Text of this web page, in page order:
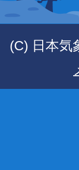
(C) 日本気